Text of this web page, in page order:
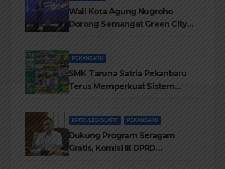
Wali Kota Agung Nugroho
Dorong Semangat Green City
PEKANBARU
SMK Taruna Satria Pekanbaru
Terus Memperkuat Sistem
DPRD /LEGISLATIF PEKANBARU
Dukung Program Seragam
Gratis, Komisi III DPRD